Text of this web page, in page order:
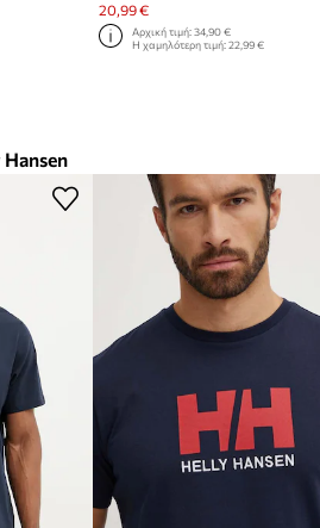
20,99 €
Αρχική τιμή:34,90 €
Η χαμηλότερη τιμή:22,99 €